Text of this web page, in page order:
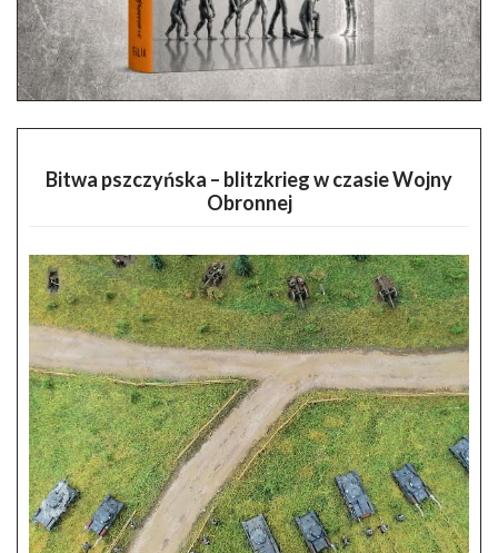
Bitwa pszczyńska – blitzkrieg w czasie Wojny
Obronnej